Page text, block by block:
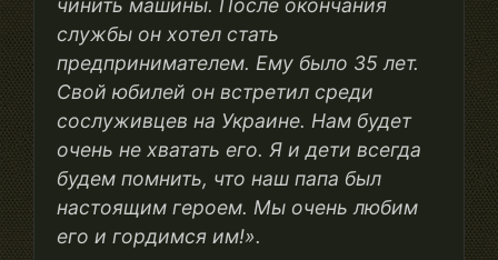
чинить машины. После окончания
службы он хотел стать
предпринимателем. Ему было 35 лет.
Свой юбилей он встретил среди
сослуживцев на Украине. Нам будет
очень не хватать его. Я и дети всегда
будем помнить, что наш папа был
настоящим героем. Мы очень любим
его и гордимся им!».